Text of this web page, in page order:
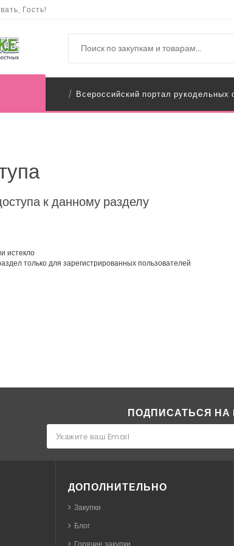
Гость!
/ Всероссийский портал
к данному разделу
истекло
только для зарегистрированных пользователей
ПОДПИСАТЬСЯ НА
ДОПОЛНИТЕЛЬНО
Закупки
Блог
Горячие закупки